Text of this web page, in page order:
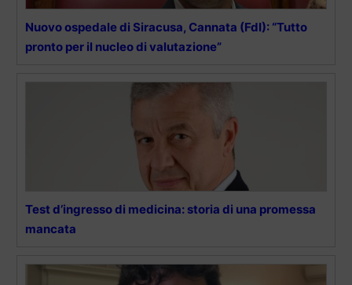
Nuovo ospedale di Siracusa, Cannata (FdI): “Tutto
pronto per il nucleo di valutazione”
Test d’ingresso di medicina: storia di una promessa
mancata